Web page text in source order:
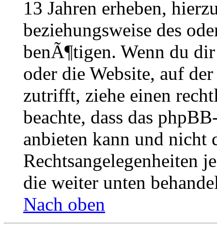
13 Jahren erheben,
beziehungsweise des
benÃ¶tigen. Wenn du
oder die Website, auf
zutrifft, ziehe einen
beachte, dass das
anbieten kann und
Rechtsangelegenheiten
die weiter unten
Nach oben